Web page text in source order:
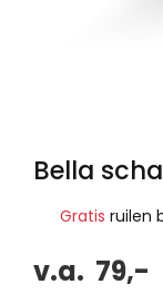
Bella
Gratis ruilen
v.a. 79,-